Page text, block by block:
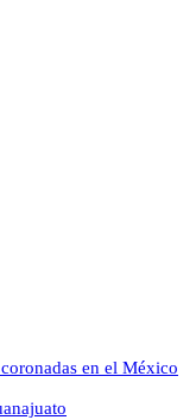
en el México